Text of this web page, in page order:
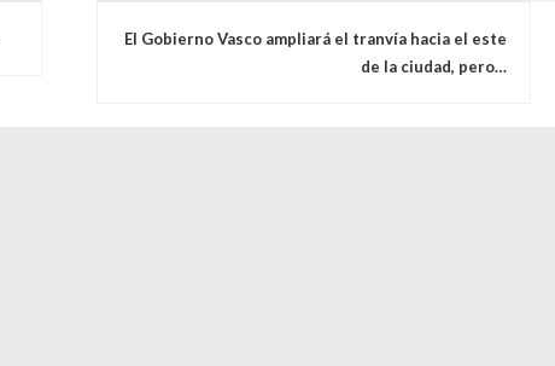
El Gobierno Vasco ampliará el tranvía hacia el este
de la ciudad, pero…